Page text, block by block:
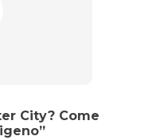
City? Come